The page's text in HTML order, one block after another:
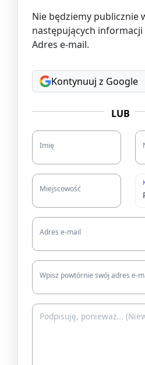
Nie będziemy publicznie
następujących
Adres e-mail.
Kontynuuj z Google
LUB
Imię
Miejscowość
Adres e-mail
Wpisz powtórnie swój adres e-